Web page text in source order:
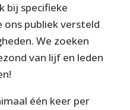
bij specifieke
ons publiek versteld
We zoeken
van lijf en leden
één keer per